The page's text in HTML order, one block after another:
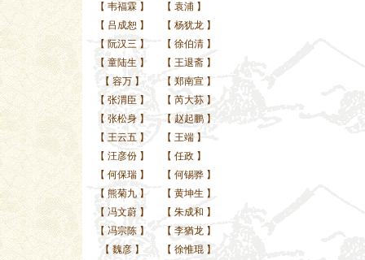
【 韦福霖 】 【 袁浦 】
【 吕成恕 】 【 杨犹龙 】
【 阮汉三 】 【 徐伯清 】
【 童陆生 】 【 王退斋 】
【 容万 】 【 郑南宣 】
【 张渭臣 】 【 芮大荪 】
【 张松身 】 【 赵起鹏 】
【 王云五 】 【 王端 】
【 汪彦份 】 【 任政 】
【 何保瑞 】 【 何锡骅 】
【 熊菊九 】 【 黄坤生 】
【 冯文蔚 】 【 朱成和 】
【 冯宗陈 】 【 李猶龙 】
【 魏彦 】 【 徐惟琨 】